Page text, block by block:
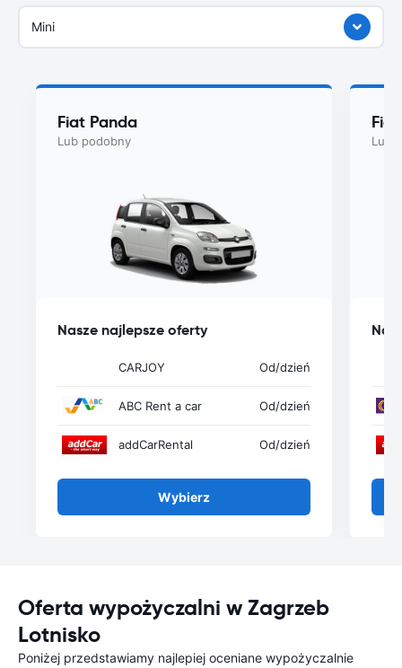
Mini
Fiat Panda
Lub podobny
Nasze najlepsze oferty
CARJOY Od/dzień
ABC Rent a car Od/dzień
addCarRental Od/dzień
Wybierz
Lub
Oferta wypożyczalni w Zagrzeb
Lotnisko
Poniżej przedstawiamy najlepiej oceniane wypożyczalnie